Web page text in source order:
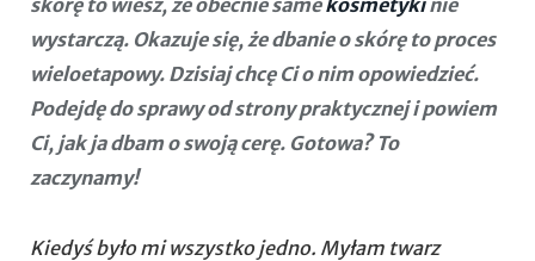
skórę to wiesz, że obecnie samekosmetykinie
wystarczą. Okazuje się, że dbanie o skórę to proces
wieloetapowy. Dzisiaj chcę Ci o nim opowiedzieć.
Podejdę do sprawy od strony praktycznej i powiem
Ci, jak ja dbam o swoją cerę. Gotowa? To
zaczynamy!
Kiedyś było mi wszystko jedno. Myłam twarz